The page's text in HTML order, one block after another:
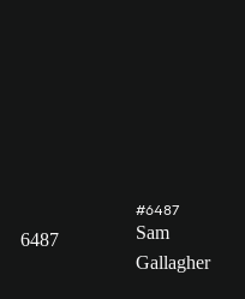
6487
#6487
Sam
Gallagher